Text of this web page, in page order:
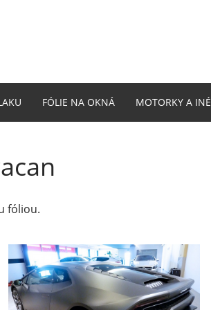
FÓLIE NA OKNÁ MOTORKY A INÉ
fóliou.